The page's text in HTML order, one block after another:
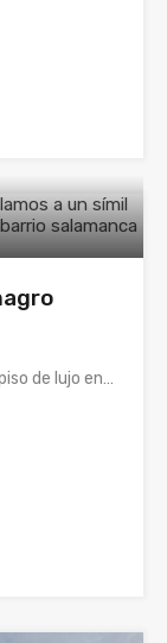
de lujo en…